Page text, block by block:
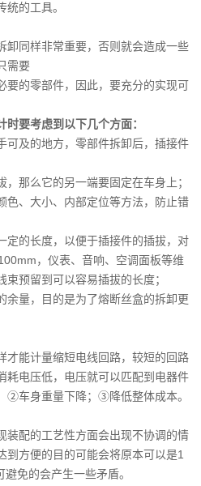
的工具。
卸同样非常重要，否则就会造成一些
需要
要的零部件，因此，要充分的实现可
要考虑到以下几个方面：
及的地方，零部件拆卸后，插接件
那么它的另一端要固定在车身上；
、大小、内部定位等方法，防止错
的长度，以便于插接件的插拔，对
，仪表、音响、空调面板等维
预留到可以容易插拔的长度；
量，目的是为了熔断丝盒的拆卸更
才能计量缩短电线回路，较短的回路
耗电压低，电压就可以匹配到电器件
②车身重量下降；③降低整体成本。
装配的工艺性方面会出现不协调的情
到方便的目的可能会将原本可以是1
免的会产生一些矛盾。